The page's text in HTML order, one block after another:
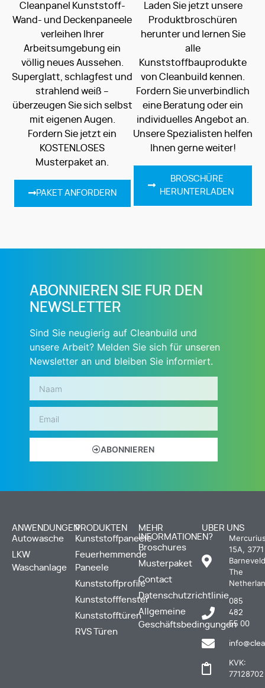
Cleanpanel Kunststoff-
Wand- und Deckenpaneele
verleihen Ihrer
Arbeitsumgebung ein
völlig neues Aussehen.
Superglatt, schlagfest und
strahlend weiß –
überzeugen Sie sich selbst
mit eigenen Augen.
Fordern Sie jetzt ein
KOSTENLOSES
Musterpaket an.
PAKET ANFORDERN
Laden Sie jetzt unsere
Produktbroschüren
herunter und lernen Sie
alle
Kunststoffbauprodukte
von Cleanbuild kennen.
Fordern Sie unverbindlich
eine Beratung oder ein
individuelles Angebot an.
Unsere Spezialisten helfen
Ihnen gerne weiter!
BROSCHÜRE
HERUNTERLADEN
ABONNIEREN SIE FUR DEN
NEWSLETTER
Sind Sie neugierig auf Cleanbuild und
unsere Arbeit? Melden Sie sich für unseren
Newsletter an und bleiben Sie informiert.
ABONNIEREN
ANWENDUNGEN
Autowasche
LKW
Waschanlage
PRODUKTEN
Kunststoffpaneele
Feuerhemmende
Paneele
Kunststoffprofile
Kunststofffenster
Kunststofftüren
RVS Türen
MEHR
INFORMATIONEN?
Broschures
Musterpaket
Contact
Datenschutzrichtlinie
Allgemeine
Geschäftsbedingungen
UBER UNS
15A,
The
085
482
55 00
KVK:
77128702